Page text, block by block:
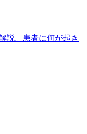
説。患者に何が起き